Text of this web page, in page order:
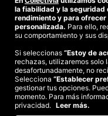
David Quijano
David Quijano
necesitas para poner tu
bienestar.
¡Siéntete bien con
Ver todas las
Términos y condiciones|
la fiabilidad y la seguridad
rendimiento y para
personalizada. Para ello,
su comportamiento y sus
Si seleccionas “Estoy de
rechazas, utilizaremos solo
desafortunadamente, no
Selecciona “Establecer
gestionar tus opciones.
momento. Para más
privacidad. Leer más.